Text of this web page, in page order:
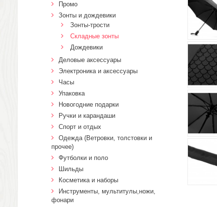
Промо
Зонты и дождевики
Зонты-трости
Складные зонты
Дождевики
Деловые аксессуары
Электроника и аксессуары
Часы
Упаковка
Новогодние подарки
Ручки и карандаши
Спорт и отдых
Одежда (Ветровки, толстовки и
прочее)
Футболки и поло
Шильды
Косметика и наборы
Инструменты, мультитулы,ножи,
фонари